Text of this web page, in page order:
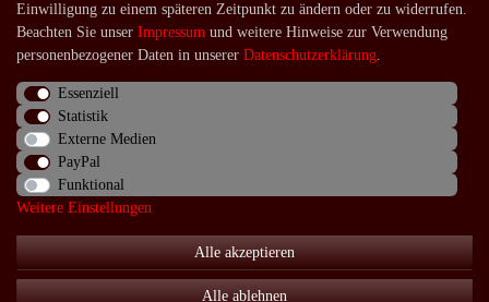
Häufige Fragen
Über uns
Impressum
Widerrufs­recht
Einwilligung zu einem späteren Zeitpunkt zu ändern oder zu widerrufen.
Beachten Sie unser Impressum und weitere Hinweise zur Verwendung
personenbezogener Daten in unserer Daten­schutz­erklärung.
Essenziell
Statistik
Externe Medien
PayPal
Funktional
Weitere Einstellungen
Alle akzeptieren
Alle ablehnen